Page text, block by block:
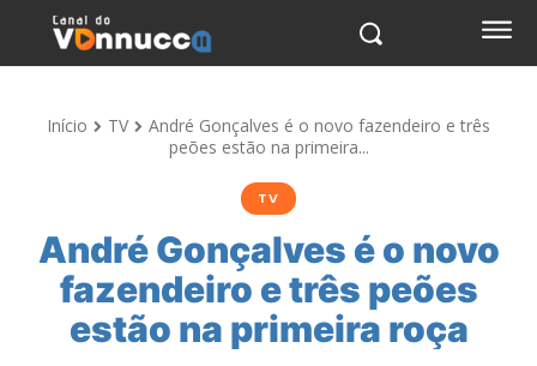
Início TV
André Gonçalves é o novo fazendeiro e três
peões estão na primeira...
TV
André Gonçalves é o novo
fazendeiro e três peões
estão na primeira roça